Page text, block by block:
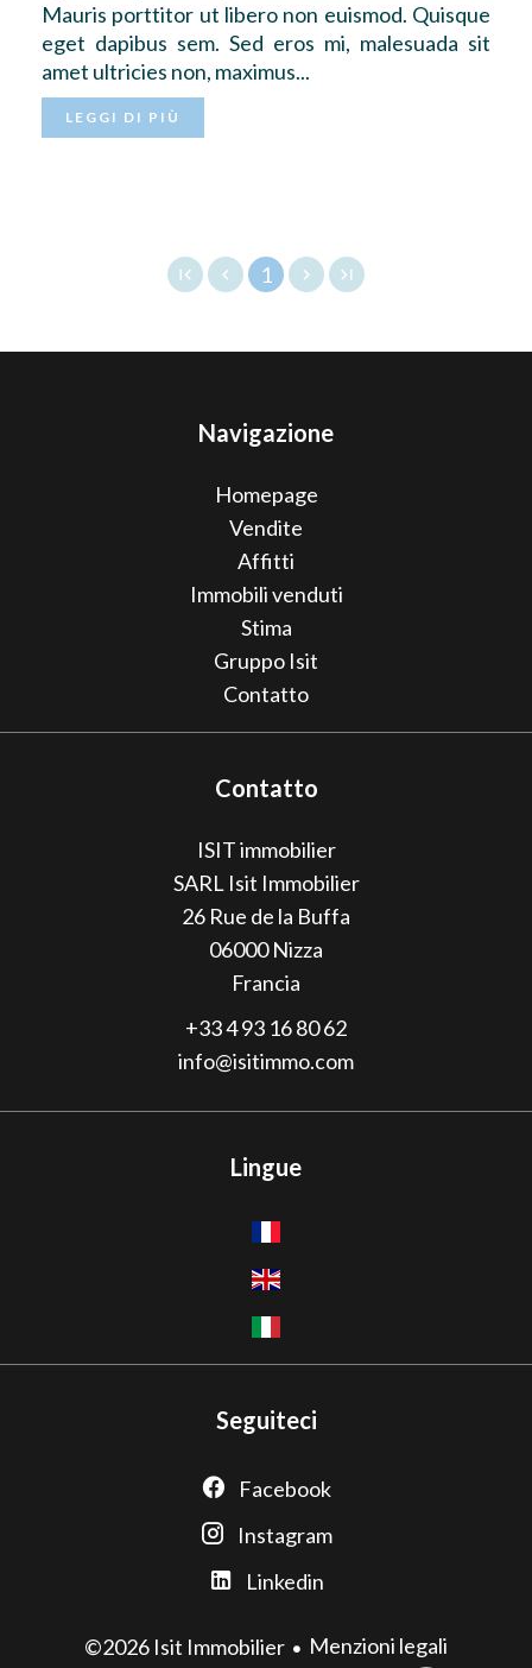
Mauris porttitor ut libero non euismod. Quisque
eget dapibus sem. Sed eros mi, malesuada sit
amet ultricies non, maximus...
LEGGI DI PIÙ
1
Navigazione
Homepage
Vendite
Affitti
Immobili venduti
Stima
Gruppo Isit
Contatto
Contatto
ISIT immobilier
SARL Isit Immobilier
26 Rue de la Buffa
06000Nizza
Francia
+33 4 93 16 80 62
info@isitimmo.com
Lingue
Seguiteci
Facebook
Instagram
Linkedin
©2026 Isit Immobilier Menzioni legali